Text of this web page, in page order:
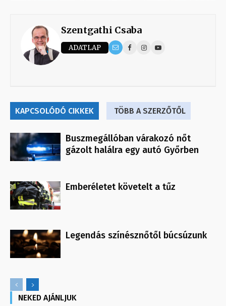
Szentgathi Csaba
ADATLAP
KAPCSOLÓDÓ CIKKEK TÖBB A SZERZŐTŐL
Buszmegállóban várakozó nőt
gázolt halálra egy autó Győrben
Emberéletet követelt a tűz
Legendás színésznőtől búcsúzunk
NEKED AJÁNLJUK